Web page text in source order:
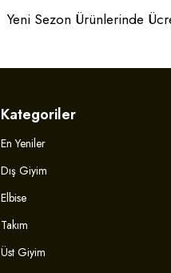
Yeni Sezon Ürünlerinde
Kategoriler
En Yeniler
Dış Giyim
Elbise
Takım
Üst Giyim